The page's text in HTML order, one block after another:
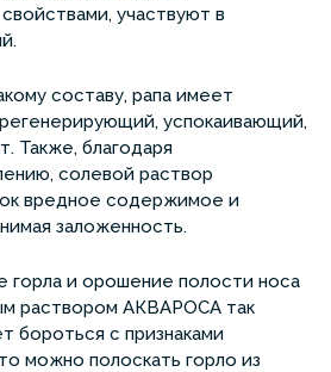
участвуют в
составу, рапа имеет
успокаивающий,
Также, благодаря
солевой раствор
вредное содержимое и
заложенность.
горла и орошение полости носа
раствором АКВАРОСА так
бороться с признаками
можно полоскать горло из